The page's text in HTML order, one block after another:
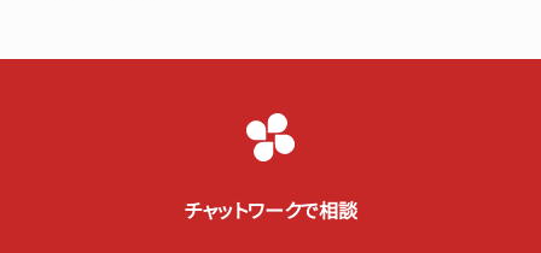
チャットワークで相談